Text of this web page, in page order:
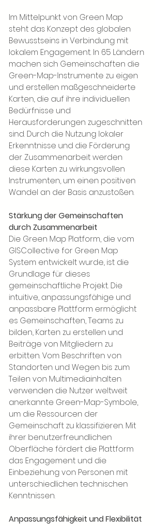
Im Mittelpunkt von Green Map
steht das Konzept des globalen
Bewusstseins in Verbindung mit
lokalem Engagement. In 65 Ländern
machen sich Gemeinschaften die
Green-Map-Instrumente zu eigen
und erstellen maßgeschneiderte
Karten, die auf ihre individuellen
Bedürfnisse und
Herausforderungen zugeschnitten
sind. Durch die Nutzung lokaler
Erkenntnisse und die Förderung
der Zusammenarbeit werden
diese Karten zu wirkungsvollen
Instrumenten, um einen positiven
Wandel an der Basis anzustoßen.
Stärkung der Gemeinschaften
durch Zusammenarbeit
Die Green Map Platform, die vom
GISCollective for Green Map
System entwickelt wurde, ist die
Grundlage für dieses
gemeinschaftliche Projekt. Die
intuitive, anpassungsfähige und
anpassbare Plattform ermöglicht
es Gemeinschaften, Teams zu
bilden, Karten zu erstellen und
Beiträge von Mitgliedern zu
erbitten. Vom Beschriften von
Standorten und Wegen bis zum
Teilen von Multimediainhalten
verwenden die Nutzer weltweit
anerkannte Green-Map-Symbole,
um die Ressourcen der
Gemeinschaft zu klassifizieren. Mit
ihrer benutzerfreundlichen
Oberfläche fördert die Plattform
das Engagement und die
Einbeziehung von Personen mit
unterschiedlichen technischen
Kenntnissen.
Anpassungsfähigkeit und Flexibilität